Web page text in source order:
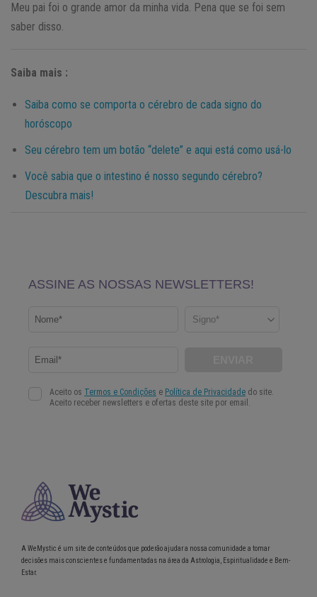
Meu pai foi o grande amor da minha vida. Pena que se foi sem
saber disso.
Saiba mais :
Saiba como se comporta o cérebro de cada signo do
horóscopo
Seu cérebro tem um botão “delete” e aqui está como usá-lo
Você sabia que o intestino é nosso segundo cérebro?
Descubra mais!
A WeMystic é um site de conteúdos que poderão ajudar a nossa comunidade a tomar
decisões mais conscientes e fundamentadas na área da Astrologia, Espiritualidade e Bem-
Estar.